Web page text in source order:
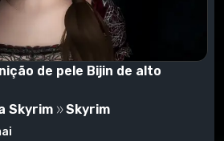
de pele Bijin de alto
Skyrim Skyrim